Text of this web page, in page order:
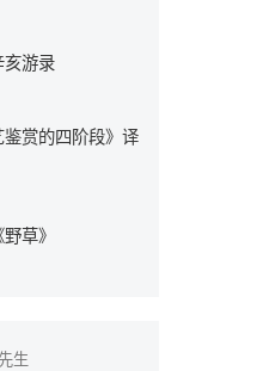
亥游录
鉴赏的四阶段》译
草》
生